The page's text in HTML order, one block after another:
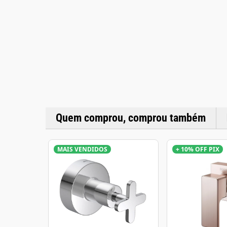
Quem comprou, comprou também
MAIS VENDIDOS + 10% OFF PIX